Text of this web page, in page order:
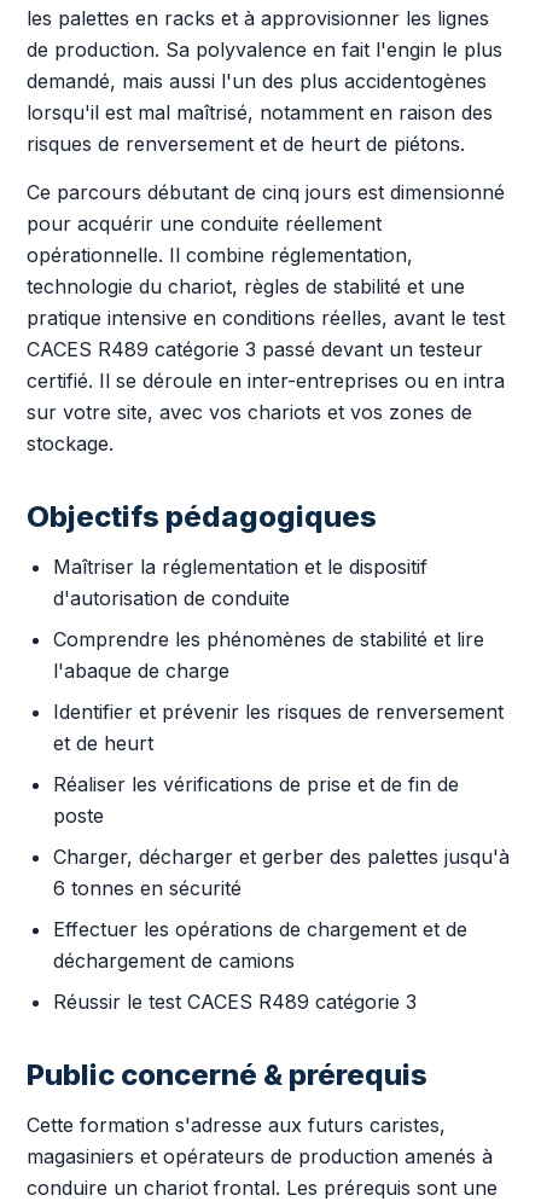
les palettes en racks et à approvisionner les lignes
de production. Sa polyvalence en fait l'engin le plus
demandé, mais aussi l'un des plus accidentogènes
lorsqu'il est mal maîtrisé, notamment en raison des
risques de renversement et de heurt de piétons.
Ce parcours débutant de cinq jours est dimensionné
pour acquérir une conduite réellement
opérationnelle. Il combine réglementation,
technologie du chariot, règles de stabilité et une
pratique intensive en conditions réelles, avant le test
CACES R489 catégorie 3 passé devant un testeur
certifié. Il se déroule en inter-entreprises ou en intra
sur votre site, avec vos chariots et vos zones de
stockage.
Objectifs pédagogiques
Maîtriser la réglementation et le dispositif
d'autorisation de conduite
Comprendre les phénomènes de stabilité et lire
l'abaque de charge
Identifier et prévenir les risques de renversement
et de heurt
Réaliser les vérifications de prise et de fin de
poste
Charger, décharger et gerber des palettes jusqu'à
6 tonnes en sécurité
Effectuer les opérations de chargement et de
déchargement de camions
Réussir le test CACES R489 catégorie 3
Public concerné & prérequis
Cette formation s'adresse aux futurs caristes,
magasiniers et opérateurs de production amenés à
conduire un chariot frontal. Les prérequis sont une